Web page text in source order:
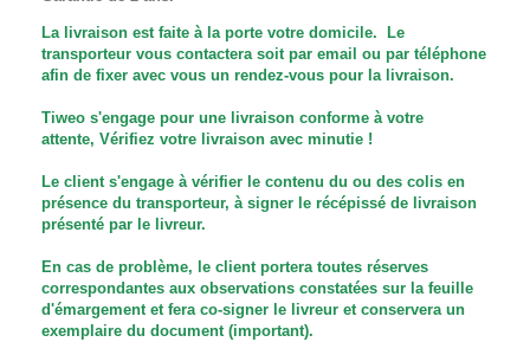
La livraison est faite à la porte votre domicile. Le
transporteur vous contactera soit par email ou par téléphone
afin de fixer avec vous un rendez-vous pour la livraison.
Tiweo s'engage pour une livraison conforme à votre
attente, Vérifiez votre livraison avec minutie !
Le client s'engage à vérifier le contenu du ou des colis en
présence du transporteur, à signer le récépissé de livraison
présenté par le livreur.
En cas de problème, le client portera toutes réserves
correspondantes aux observations constatées sur la feuille
d'émargement et fera co-signer le livreur et conservera un
exemplaire du document (important).